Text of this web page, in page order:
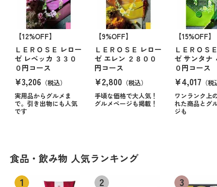
【12%OFF】
ＬＥＲＯＳＥ レロー
ゼ レベッカ ３３０
０円コース
¥3,206 （税込）
実用品からグルメま
で。引き出物にも人気
です
【9%OFF】
ＬＥＲＯＳＥ レロー
ゼ エレン ２８００
円コース
¥2,800 （税込）
手頃な価格で大人気！
グルメページも掲載！
【15%OFF】
ＬＥＲＯＳ
ゼ サンタナ
０円コース
¥4,017 （
ワンランク上
れた商品とグ
ジも
食品・飲み物 人気ランキング